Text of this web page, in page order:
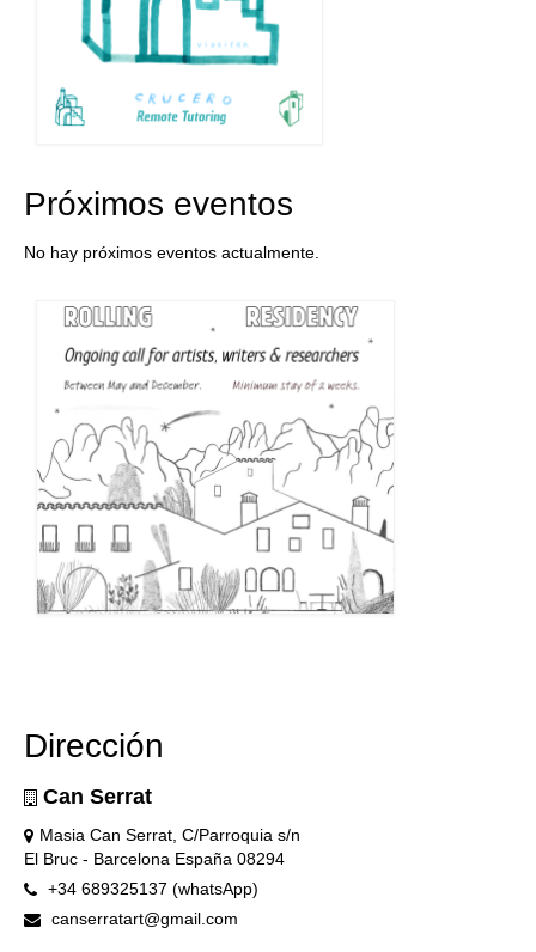
Próximos eventos
No hay próximos eventos actualmente.
Dirección
Can Serrat
Masia Can Serrat, C/Parroquia s/n
El Bruc - Barcelona España 08294
+34 689325137 (whatsApp)
canserratart@gmail.com